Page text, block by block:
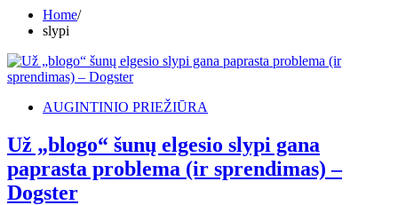
Home
slypi
AUGINTINIO PRIEŽIŪRA
Už „blogo“ šunų elgesio slypi gana
paprasta problema (ir sprendimas) –
Dogster